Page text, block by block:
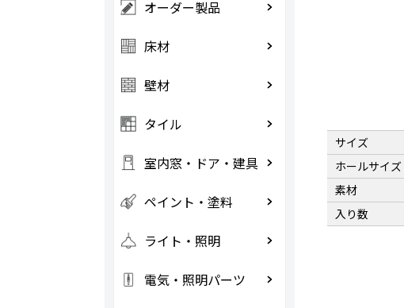
サイズ
ホールサイズ
素材
入り数
オーダー製品
床材
壁材
タイル
室内窓・ドア・建具
ペイント・塗料
ライト・照明
電気・照明パーツ